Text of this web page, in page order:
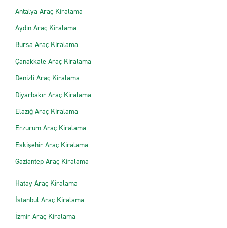
Antalya Araç Kiralama
Aydın Araç Kiralama
Bursa Araç Kiralama
Çanakkale Araç Kiralama
Denizli Araç Kiralama
Diyarbakır Araç Kiralama
Elazığ Araç Kiralama
Erzurum Araç Kiralama
Eskişehir Araç Kiralama
Gaziantep Araç Kiralama
Hatay Araç Kiralama
İstanbul Araç Kiralama
İzmir Araç Kiralama